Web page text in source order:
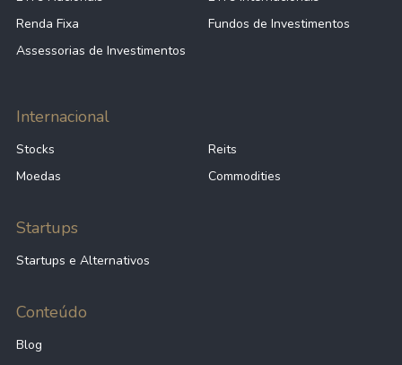
Renda Fixa
Fundos de Investimentos
Assessorias de Investimentos
Internacional
Stocks
Reits
Moedas
Commodities
Startups
Startups e Alternativos
Conteúdo
Blog